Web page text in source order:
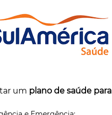
um plano de saúde para